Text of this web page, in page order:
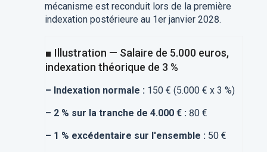
mécanisme est reconduit lors de la première
indexation postérieure au 1er janvier 2028.
■ Illustration — Salaire de 5.000 euros,
indexation théorique de 3 %
– Indexation normale : 150 € (5.000 € x 3 %)
– 2 % sur la tranche de 4.000 € : 80 €
– 1 % excédentaire sur l'ensemble : 50 €